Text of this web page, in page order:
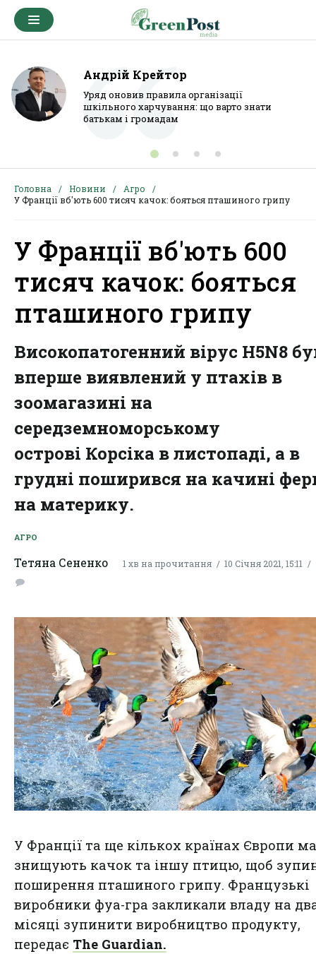
Андрій Крейтор
Уряд оновив правила організації
шкільного харчування: що варто знати
батькам і громадам
Головна Новини
Агро
У Франції вб'ють 600 тисяч качок: бояться пташиного грипу
У Франції вб'ють 600
тисяч качок: бояться
пташиного грипу
Високопатогенний вірус H5N8
вперше виявлений у птахів в
зоомагазині на
середземноморському
острові Корсіка в листопаді, а в
грудні поширився на качині
на материку.
АГРО
Тетяна Сененко 1 хв на прочитання 10 Січня 2021, 15:11
У Франції та ще кількох країнах Європи
знищують качок та іншу птицю, щоб
поширення пташиного грипу. Французькі
виробники фуа-гра закликали владу на
місяці зупинити виробництво продукту,
передає The Guardian.